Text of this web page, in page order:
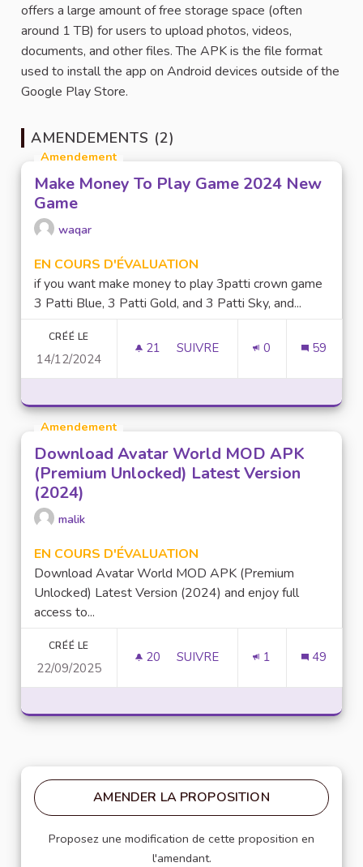
offers a large amount of free storage space (often
around 1 TB) for users to upload photos, videos,
documents, and other files. The APK is the file format
used to install the app on Android devices outside of the
Google Play Store.
AMENDEMENTS (2)
Amendement
Make Money To Play Game 2024 New
Game
waqar
EN COURS D'ÉVALUATION
if you want make money to play 3patti crown game
3 Patti Blue, 3 Patti Gold, and 3 Patti Sky, and...
CRÉÉ LE
14/12/2024
21 21 ABONNÉS
SUIVRE 0 59
Amendement
Download Avatar World MOD APK
(Premium Unlocked) Latest Version
(2024)
malik
EN COURS D'ÉVALUATION
Download Avatar World MOD APK (Premium
Unlocked) Latest Version (2024) and enjoy full
access to...
CRÉÉ LE
22/09/2025
20 20 ABONNÉS
SUIVRE 1 49
AMENDER LA PROPOSITION
Proposez une modification de cette proposition en
l'amendant.